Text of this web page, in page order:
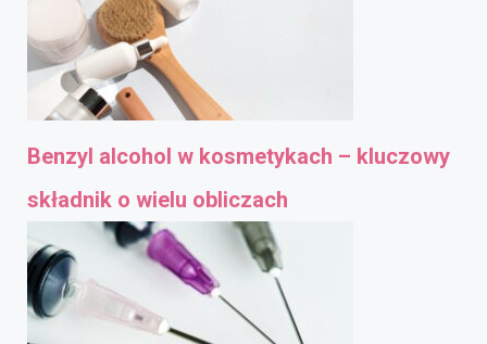
Benzyl alcohol w kosmetykach – kluczowy
składnik o wielu obliczach